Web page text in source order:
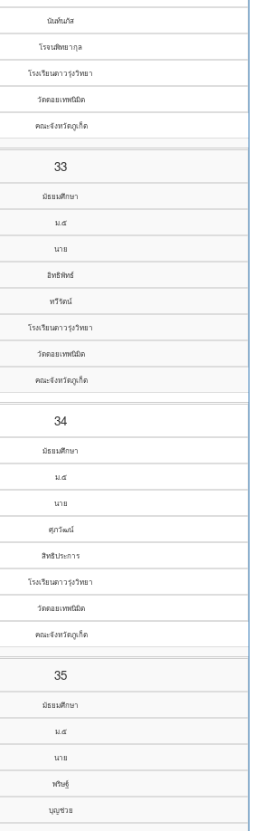
นันท์นภัส
โรจนพิทยากุล
โรงเรียนดาวรุ่งวิทยา
วัดดอยเทพนิมิต
คณะจังหวัดภูเก็ต
33
มัธยมศึกษา
ม.๕
นาย
อิทธิพัทธ์
ทวีรัตน์
โรงเรียนดาวรุ่งวิทยา
วัดดอยเทพนิมิต
คณะจังหวัดภูเก็ต
34
มัธยมศึกษา
ม.๕
นาย
ศุภวัฒน์
สิทธิประการ
โรงเรียนดาวรุ่งวิทยา
วัดดอยเทพนิมิต
คณะจังหวัดภูเก็ต
35
มัธยมศึกษา
ม.๕
นาย
พริษฐ์
บุญช่วย